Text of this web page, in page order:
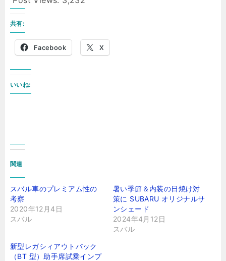
共有:
Facebook X
いいね:
関連
スバル車のプレミアム性の
考察
2020年12月4日
スバル
暑い季節＆内装の日焼け対
策に SUBARU オリジナルサ
ンシェード
2024年4月12日
スバル
新型レガシィアウトバック
（BT 型）助手席試乗インプ